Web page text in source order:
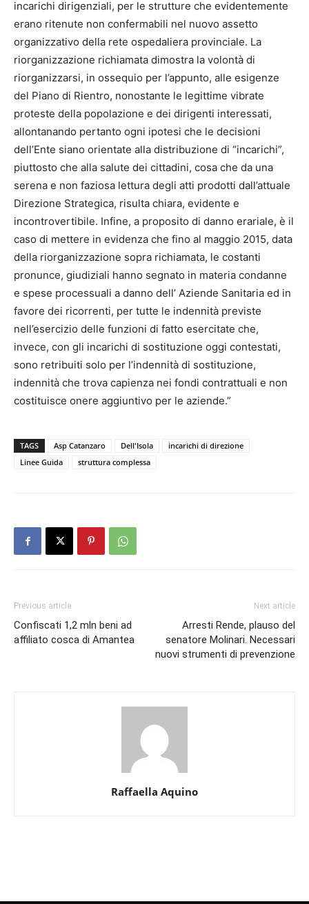
incarichi dirigenziali, per le strutture che evidentemente
erano ritenute non confermabili nel nuovo assetto
organizzativo della rete ospedaliera provinciale. La
riorganizzazione richiamata dimostra la volontà di
riorganizzarsi, in ossequio per l’appunto, alle esigenze
del Piano di Rientro, nonostante le legittime vibrate
proteste della popolazione e dei dirigenti interessati,
allontanando pertanto ogni ipotesi che le decisioni
dell’Ente siano orientate alla distribuzione di “incarichi”,
piuttosto che alla salute dei cittadini, cosa che da una
serena e non faziosa lettura degli atti prodotti dall’attuale
Direzione Strategica, risulta chiara, evidente e
incontrovertibile. Infine, a proposito di danno erariale, è il
caso di mettere in evidenza che fino al maggio 2015, data
della riorganizzazione sopra richiamata, le costanti
pronunce, giudiziali hanno segnato in materia condanne
e spese processuali a danno dell’ Aziende Sanitaria ed in
favore dei ricorrenti, per tutte le indennità previste
nell’esercizio delle funzioni di fatto esercitate che,
invece, con gli incarichi di sostituzione oggi contestati,
sono retribuiti solo per l’indennità di sostituzione,
indennità che trova capienza nei fondi contrattuali e non
costituisce onere aggiuntivo per le aziende.”
TAGS Asp Catanzaro Dell'Isola
incarichi di direzione
Linee Guida
struttura complessa
Previous article
Confiscati 1,2 mln beni ad
affiliato cosca di Amantea
Next article
Arresti Rende, plauso del
senatore Molinari. Necessari
nuovi strumenti di prevenzione
Raffaella Aquino